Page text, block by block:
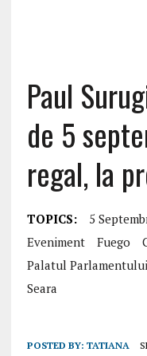
Paul
de 5
regal, la
TOPICS: 5
Eveniment
Fuego
Palatul Parlamentului
Seara
POSTED BY: TATIANA